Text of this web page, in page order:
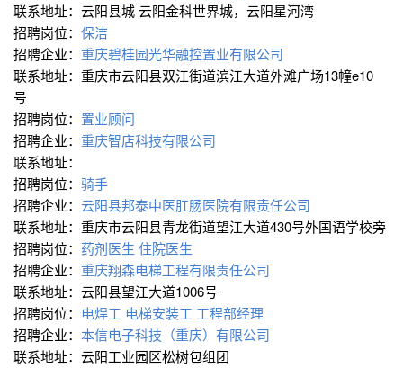
联系地址：云阳县城 云阳金科世界城，云阳星河湾
招聘岗位： 保洁
招聘企业： 重庆碧桂园光华融控置业有限公司
联系地址：重庆市云阳县双江街道滨江大道外滩广场13幢e10
号
招聘岗位： 置业顾问
招聘企业： 重庆智店科技有限公司
联系地址：
招聘岗位： 骑手
招聘企业： 云阳县邦泰中医肛肠医院有限责任公司
联系地址：重庆市云阳县青龙街道望江大道430号外国语学校旁
招聘岗位： 药剂医生 住院医生
招聘企业： 重庆翔森电梯工程有限责任公司
联系地址：云阳县望江大道1006号
招聘岗位： 电焊工 电梯安装工 工程部经理
招聘企业： 本信电子科技（重庆）有限公司
联系地址：云阳工业园区松树包组团